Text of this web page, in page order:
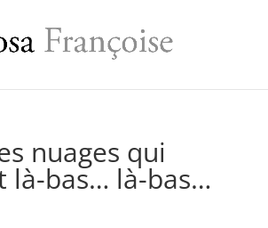
nuages qui
là-bas… là-bas…